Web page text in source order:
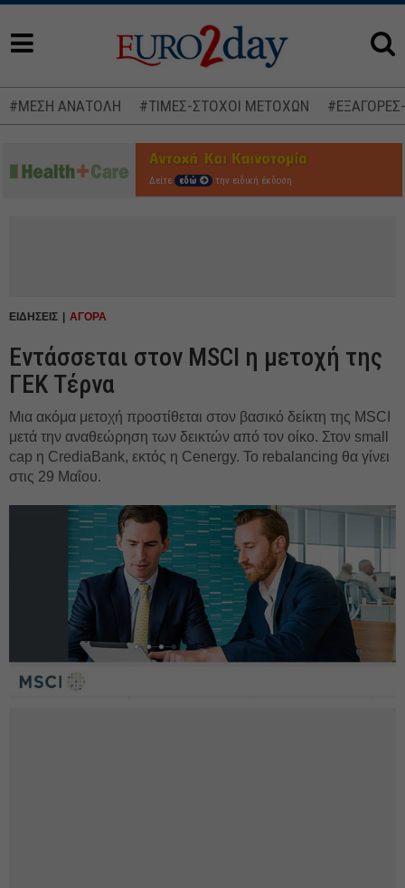
#ΜΕΣΗ ΑΝΑΤΟΛΗ #ΤΙΜΕΣ-ΣΤΟΧΟΙ ΜΕΤΟΧΩΝ
Δείτε εδώ την ειδική έκδοση
ΕΙΔΗΣΕΙΣ ΑΓΟΡΑ
Εντάσσεται στον MSCI η μετοχή της
ΓΕΚ Τέρνα
Μια ακόμα μετοχή προστίθεται στον βασικό δείκτη της MSCI
μετά την αναθεώρηση των δεικτών από τον οίκο. Στον small
cap η CrediaBank, εκτός η Cenergy. Το rebalancing θα γίνει
στις 29 Μαΐου.